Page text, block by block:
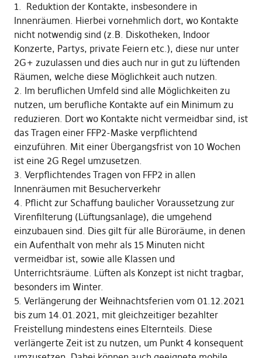
1. Reduktion der Kontakte, insbesondere in
Innenräumen. Hierbei vornehmlich dort, wo Kontakte
nicht notwendig sind (z.B. Diskotheken, Indoor
Konzerte, Partys, private Feiern etc.), diese nur unter
2G+ zuzulassen und dies auch nur in gut zu lüftenden
Räumen, welche diese Möglichkeit auch nutzen.
2. Im beruflichen Umfeld sind alle Möglichkeiten zu
nutzen, um berufliche Kontakte auf ein Minimum zu
reduzieren. Dort wo Kontakte nicht vermeidbar sind, ist
das Tragen einer FFP2-Maske verpflichtend
einzuführen. Mit einer Übergangsfrist von 10 Wochen
ist eine 2G Regel umzusetzen.
3. Verpflichtendes Tragen von FFP2 in allen
Innenräumen mit Besucherverkehr
4. Pflicht zur Schaffung baulicher Voraussetzung zur
Virenfilterung (Lüftungsanlage), die umgehend
einzubauen sind. Dies gilt für alle Büroräume, in denen
ein Aufenthalt von mehr als 15 Minuten nicht
vermeidbar ist, sowie alle Klassen und
Unterrichtsräume. Lüften als Konzept ist nicht tragbar,
besonders im Winter.
5. Verlängerung der Weihnachtsferien vom 01.12.2021
bis zum 14.01.2021, mit gleichzeitiger bezahlter
Freistellung mindestens eines Elternteils. Diese
verlängerte Zeit ist zu nutzen, um Punkt 4 konsequent